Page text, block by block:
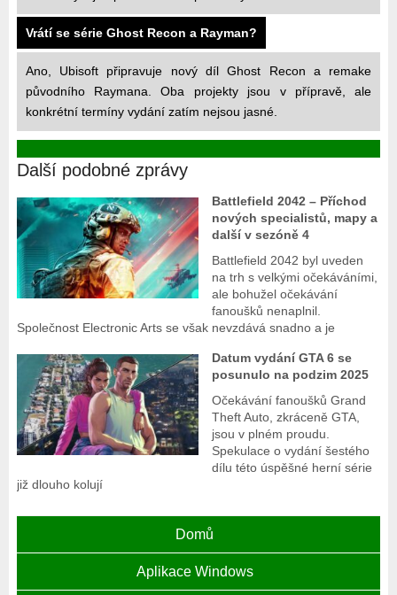
Vrátí se série Ghost Recon a Rayman?
Ano, Ubisoft připravuje nový díl Ghost Recon a remake
původního Raymana. Oba projekty jsou v přípravě, ale
konkrétní termíny vydání zatím nejsou jasné.
Další podobné zprávy
Battlefield 2042 – Příchod
nových specialistů, mapy a
další v sezóně 4
Battlefield 2042 byl uveden
na trh s velkými očekáváními,
ale bohužel očekávání
fanoušků nenaplnil.
Společnost Electronic Arts se však nevzdává snadno a je
Datum vydání GTA 6 se
posunulo na podzim 2025
Očekávání fanoušků Grand
Theft Auto, zkráceně GTA,
jsou v plném proudu.
Spekulace o vydání šestého
dílu této úspěšné herní série
již dlouho kolují
Domů
Aplikace Windows